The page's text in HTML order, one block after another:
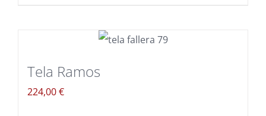
Tela Ramos
224,00€